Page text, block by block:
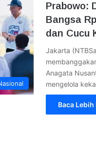
Prabowo:
Bangsa
dan Cucu
Jakarta
Anagata
mengelola
Baca Lebih